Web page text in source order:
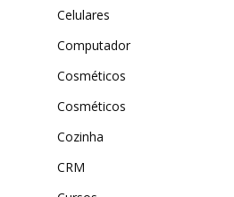
Celulares
Computador
Cosméticos
Cosméticos
Cozinha
CRM